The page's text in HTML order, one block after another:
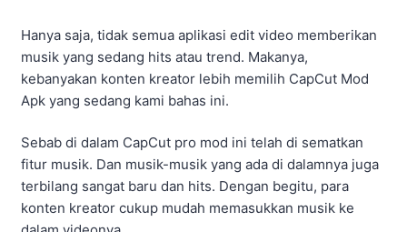
Hanya saja, tidak semua aplikasi edit video memberikan
musik yang sedang hits atau trend. Makanya,
kebanyakan konten kreator lebih memilih CapCut Mod
Apk yang sedang kami bahas ini.
Sebab di dalam CapCut pro mod ini telah di sematkan
fitur musik. Dan musik-musik yang ada di dalamnya juga
terbilang sangat baru dan hits. Dengan begitu, para
konten kreator cukup mudah memasukkan musik ke